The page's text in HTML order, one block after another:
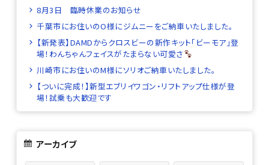
8月3日 臨時休業のお知らせ
千葉市にお住いのO様にジムニーをご納車いたしました。
【新発表】DAMDからクロスビーの新作キット「ビーモア」登
場！わんちゃんフェイスがたまらない可愛さ
川崎市にお住いのM様にソリオご納車いたしました。
【ついに完成！】新型エブリイワゴン・リフトアップ仕様が登
場！試乗も大歓迎です
アーカイブ